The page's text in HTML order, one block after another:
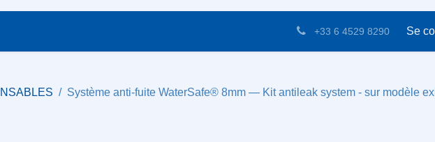
Contactez-nous
+33 6 4529 8290 Se
Système anti-fuite WaterSafe® 8mm — Kit antileak system - sur